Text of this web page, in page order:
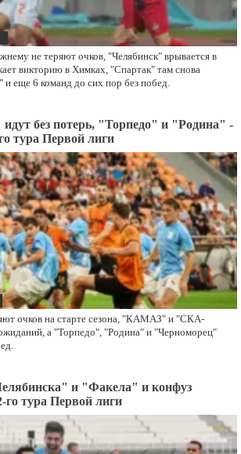
не теряют очков, "Челябинск" врывается в
викторию в Химках, "Спартак" там снова
и еще 6 команд до сих пор без побед.
без потерь, "Торпедо" и "Родина" -
тура Первой лиги
очков на старте сезона, "КАМАЗ" и "СКА-
а "Торпедо", "Родина" и "Черноморец"
и "Факела" и конфуз
тура Первой лиги